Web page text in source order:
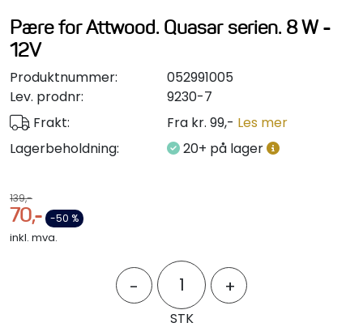
Pære for Attwood. Quasar serien. 8 W -
12V
Produktnummer:
052991005
Lev. prodnr:
9230-7
Frakt:
Fra kr. 99,- Les mer
Lagerbeholdning:
20+ på lager
139,-
70,- -50 %
inkl. mva.
- +
STK
Styring/kontroll
Verktøy
Outlet
Motordelsvelger/SONAR
Anoder
Brannslukkere
Hydraulisk styring